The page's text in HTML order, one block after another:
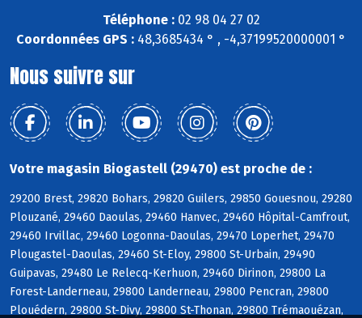
Téléphone :02 98 04 27 02
Coordonnées GPS : 48,3685434 ° , -4,37199520000001 °
Nous suivre sur
Votre magasin Biogastell (29470) est proche de :
29200 Brest, 29820 Bohars, 29820 Guilers, 29850 Gouesnou, 29280
Plouzané, 29460 Daoulas, 29460 Hanvec, 29460 Hôpital-Camfrout,
29460 Irvillac, 29460 Logonna-Daoulas, 29470 Loperhet, 29470
Plougastel-Daoulas, 29460 St-Eloy, 29800 St-Urbain, 29490
Guipavas, 29480 Le Relecq-Kerhuon, 29460 Dirinon, 29800 La
Forest-Landerneau, 29800 Landerneau, 29800 Pencran, 29800
Plouédern, 29800 St-Divy, 29800 St-Thonan, 29800 Trémaouézan,